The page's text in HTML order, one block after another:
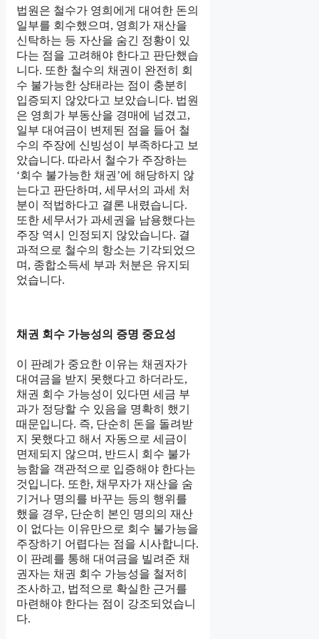
법원은 철수가 영희에게 대여한 돈의
일부를 회수했으며, 영희가 재산을
신탁하는 등 자산을 숨긴 정황이 있
다는 점을 고려해야 한다고 판단했습
니다. 또한 철수의 채권이 완전히 회
수 불가능한 상태라는 점이 충분히
입증되지 않았다고 보았습니다. 법원
은 영희가 부동산을 경매에 넘겼고,
일부 대여금이 변제된 점을 들어 철
수의 주장에 신빙성이 부족하다고 보
았습니다. 따라서 철수가 주장하는
‘회수 불가능한 채권’에 해당하지 않
는다고 판단하며, 세무서의 과세 처
분이 적법하다고 결론 내렸습니다.
또한 세무서가 과세권을 남용했다는
주장 역시 인정되지 않았습니다. 결
과적으로 철수의 항소는 기각되었으
며, 종합소득세 부과 처분은 유지되
었습니다.
채권 회수 가능성의 증명 중요성
이 판례가 중요한 이유는 채권자가
대여금을 받지 못했다고 하더라도,
채권 회수 가능성이 있다면 세금 부
과가 정당할 수 있음을 명확히 했기
때문입니다. 즉, 단순히 돈을 돌려받
지 못했다고 해서 자동으로 세금이
면제되지 않으며, 반드시 회수 불가
능함을 객관적으로 입증해야 한다는
것입니다. 또한, 채무자가 재산을 숨
기거나 명의를 바꾸는 등의 행위를
했을 경우, 단순히 본인 명의의 재산
이 없다는 이유만으로 회수 불가능을
주장하기 어렵다는 점을 시사합니다.
이 판례를 통해 대여금을 빌려준 채
권자는 채권 회수 가능성을 철저히
조사하고, 법적으로 확실한 근거를
마련해야 한다는 점이 강조되었습니
다.